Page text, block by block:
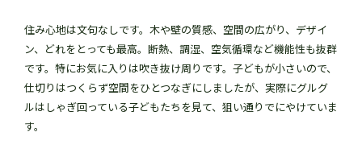
住み心地は文句なしです。木や壁の質感、空間の広がり、デザイ
ン、どれをとっても最高。断熱、調湿、空気循環など機能性も抜群
です。特にお気に入りは吹き抜け周りです。子どもが小さいので、
仕切りはつくらず空間をひとつなぎにしましたが、実際にグルグ
ルはしゃぎ回っている子どもたちを見て、狙い通りでにやけていま
す。